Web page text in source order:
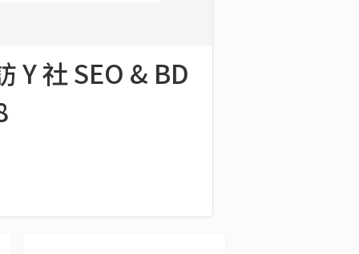
Y 社 SEO & BD